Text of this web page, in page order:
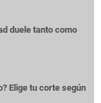
duele tanto como
Elige tu corte según